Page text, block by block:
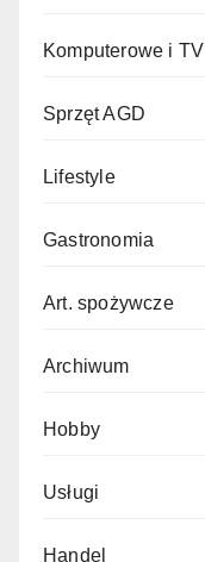
Komputerowe i TV
Sprzęt AGD
Lifestyle
Gastronomia
Art. spożywcze
Archiwum
Hobby
Usługi
Handel